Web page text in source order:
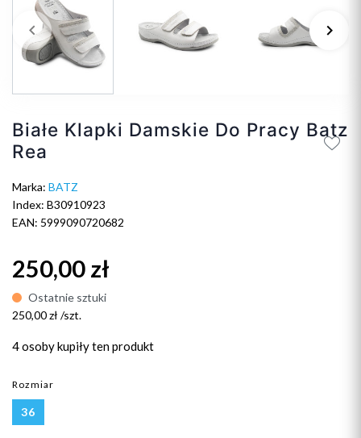
Poprzedni
keyboard_arrow_left keyboard_arrow_right
Białe Klapki Damskie Do Pracy Batz
Rea
Marka: BATZ
Index: B30910923
EAN: 5999090720682
250,00 zł
Ostatnie sztuki
250,00 zł /szt.
4 osobykupiły ten produkt
Rozmiar
36